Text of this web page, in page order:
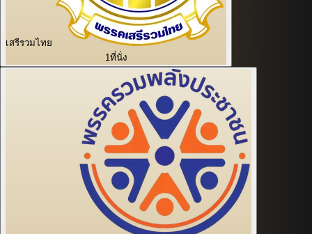
เสรีรวมไทย
1ที่นั่ง